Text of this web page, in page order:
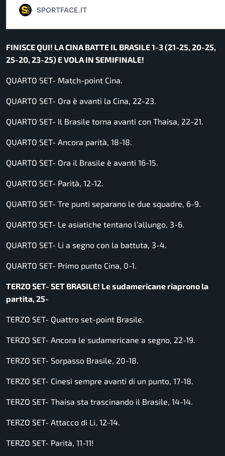
FINISCE QUI! LA CINA BATTE IL BRASILE 1-3 (21-25, 20-25,
25-20, 23-25) E VOLA IN SEMIFINALE!
QUARTO SET- Match-point Cina.
QUARTO SET- Ora è avanti la Cina, 22-23.
QUARTO SET- Il Brasile torna avanti con Thaisa, 22-21.
QUARTO SET- Ancora parità, 18-18.
QUARTO SET- Ora il Brasile è avanti 16-15.
QUARTO SET- Parità, 12-12.
QUARTO SET- Tre punti separano le due squadre, 6-9.
QUARTO SET- Le asiatiche tentano l’allungo, 3-6.
QUARTO SET- Li a segno con la battuta, 3-4.
QUARTO SET- Primo punto Cina, 0-1.
TERZO SET- SET BRASILE! Le sudamericane riaprono la
partita, 25-
TERZO SET- Quattro set-point Brasile.
TERZO SET- Ancora le sudamericane a segno, 22-19.
TERZO SET- Sorpasso Brasile, 20-18.
TERZO SET- Cinesi sempre avanti di un punto, 17-18.
TERZO SET- Thaisa sta trascinando il Brasile, 14-14.
TERZO SET- Attacco di Li, 12-14.
TERZO SET- Parità, 11-11!